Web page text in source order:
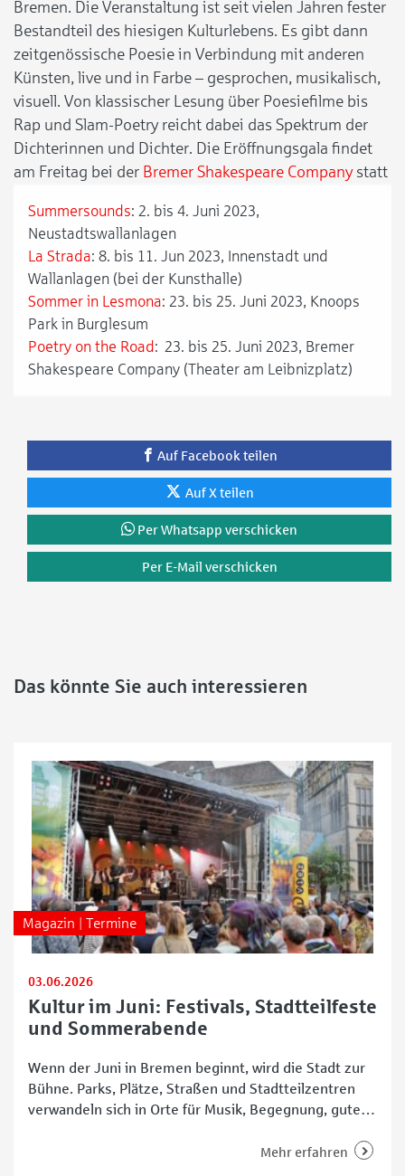
Bremen. Die Veranstaltung ist seit vielen Jahren fester
Bestandteil des hiesigen Kulturlebens. Es gibt dann
zeitgenössische Poesie in Verbindung mit anderen
Künsten, live und in Farbe – gesprochen, musikalisch,
visuell. Von klassischer Lesung über Poesiefilme bis
Rap und Slam-Poetry reicht dabei das Spektrum der
Dichterinnen und Dichter. Die Eröffnungsgala findet
am Freitag bei der Bremer Shakespeare Companystatt
Summersounds: 2. bis 4. Juni 2023,
Neustadtswallanlagen
La Strada: 8. bis 11. Jun 2023, Innenstadt und
Wallanlagen (bei der Kunsthalle)
Sommer in Lesmona: 23. bis 25. Juni 2023, Knoops
Park in Burglesum
Poetry on the Road : 23. bis 25. Juni 2023, Bremer
Shakespeare Company (Theater am Leibnizplatz)
Auf Facebook teilen
Auf X teilen
Per Whatsapp verschicken
Per E-Mail verschicken
Das könnte Sie auch interessieren
Magazin | Termine
03.06.2026
Kultur im Juni: Festivals, Stadtteilfeste
und Sommerabende
Wenn der Juni in Bremen beginnt, wird die Stadt zur
Bühne. Parks, Plätze, Straßen und Stadtteilzentren
verwandeln sich in Orte für Musik, Begegnung, gutes
Himmel. Vom großen Festival in denMehr erfahren